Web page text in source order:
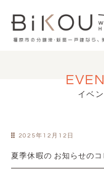
イベ
2025年12月12日
夏季休暇の お知らせのコ